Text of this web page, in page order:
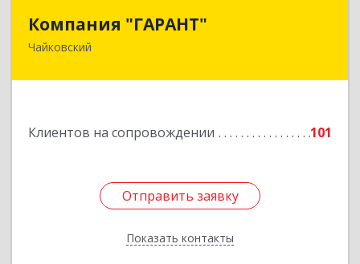
Компания "ГАРАНТ"
Чайковский
Клиентов на сопровождении 101
Отправить заявку
Показать контакты
617760, Пермский край, Чайковский г, Карла
Отправить заявку
Назад